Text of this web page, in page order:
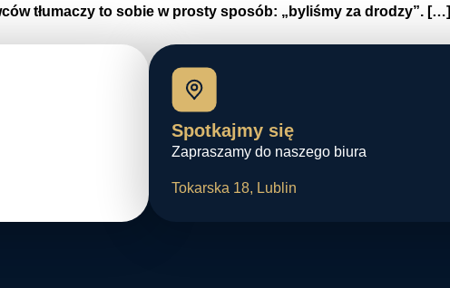
tłumaczy to sobie w prosty sposób: „byliśmy za drodzy”. […]
Spotkajmy się
Zapraszamy do naszego biura
Tokarska 18, Lublin